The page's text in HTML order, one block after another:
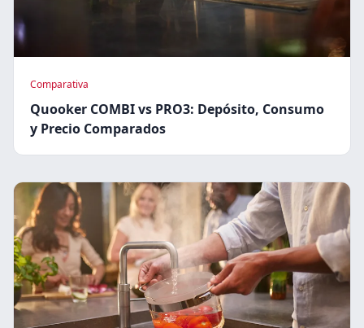
Comparativa
Quooker COMBI vs PRO3: Depósito, Consumo
y Precio Comparados